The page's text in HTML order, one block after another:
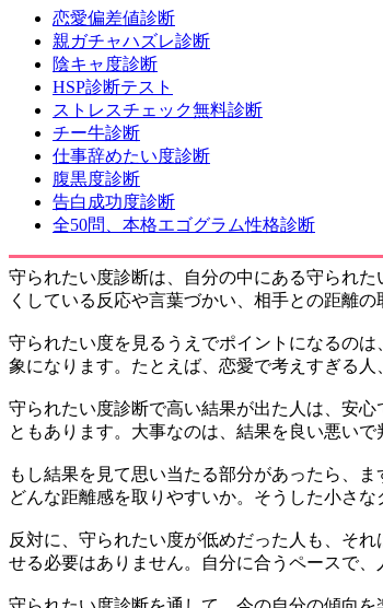
恋愛偏差値診断
親ガチャハズレ診断
陰キャ度診断
HSP診断テスト
ストレスチェック無料診断
チー牛診断
仕事辞めたい度診断
腹黒度診断
告白成功度診断
全50問、本格エゴグラム性格診断
守られたい度診断は、自分の中にある守られ
くしている反応や言葉づかい、相手との距離
守られたい度を見るうえでポイントになるの
象になります。たとえば、恋愛で考えすぎる
守られたい度診断で高い結果が出た人は、安
ともあります。大事なのは、結果を良い悪い
もし結果を見て思い当たる部分があったら、
どんな距離感を取りやすいか。そうした小さ
反対に、守られたい度が低めだった人も、そ
せる必要はありません。自分に合うペースで